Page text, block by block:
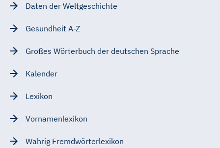
Daten der Weltgeschichte
Gesundheit A-Z
Großes Wörterbuch der deutschen Sprache
Kalender
Lexikon
Vornamenlexikon
Wahrig Fremdwörterlexikon